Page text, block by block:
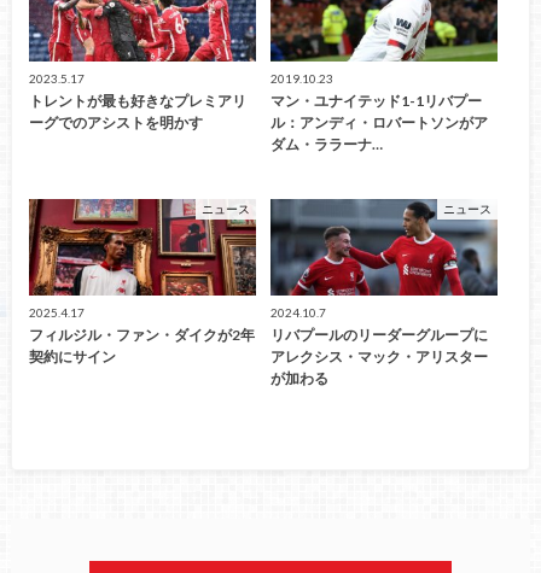
2023.5.17
トレントが最も好きなプレミアリ
ーグでのアシストを明かす
2019.10.23
マン・ユナイテッド1-1リバプー
ル：アンディ・ロバートソンがア
ダム・ララーナ…
ニュース
2025.4.17
フィルジル・ファン・ダイクが2年
契約にサイン
ニュース
2024.10.7
リバプールのリーダーグループに
アレクシス・マック・アリスター
が加わる